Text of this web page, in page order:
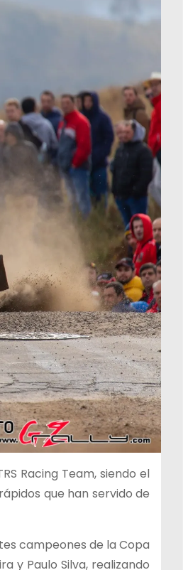
Racing Team, siendo el
que han servido de
campeones de la Copa
y Paulo Silva, realizando